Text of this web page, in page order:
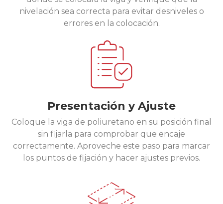
nivelación sea correcta para evitar desniveles o
errores en la colocación.
Presentación y Ajuste
Coloque la viga de poliuretano en su posición final
sin fijarla para comprobar que encaje
correctamente. Aproveche este paso para marcar
los puntos de fijación y hacer ajustes previos.